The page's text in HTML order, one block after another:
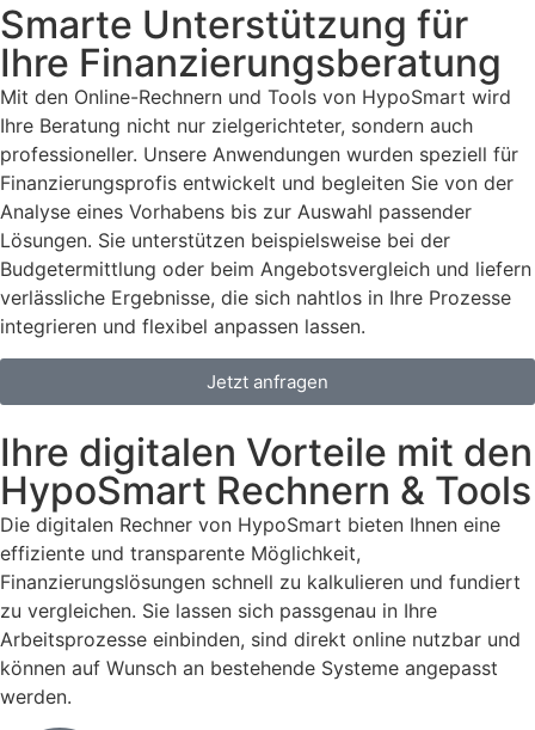
Smarte Unterstützung für
Ihre Finanzierungsberatung
Mit den Online-Rechnern und Tools von HypoSmart wird
Ihre Beratung nicht nur zielgerichteter, sondern auch
professioneller. Unsere Anwendungen wurden speziell für
Finanzierungsprofis entwickelt und begleiten Sie von der
Analyse eines Vorhabens bis zur Auswahl passender
Lösungen. Sie unterstützen beispielsweise bei der
Budgetermittlung oder beim Angebotsvergleich und liefern
verlässliche Ergebnisse, die sich nahtlos in Ihre Prozesse
integrieren und flexibel anpassen lassen.
Jetzt anfragen
Ihre digitalen Vorteile mit den
HypoSmart Rechnern & Tools
Die digitalen Rechner von HypoSmart bieten Ihnen eine
effiziente und transparente Möglichkeit,
Finanzierungslösungen schnell zu kalkulieren und fundiert
zu vergleichen. Sie lassen sich passgenau in Ihre
Arbeitsprozesse einbinden, sind direkt online nutzbar und
können auf Wunsch an bestehende Systeme angepasst
werden.